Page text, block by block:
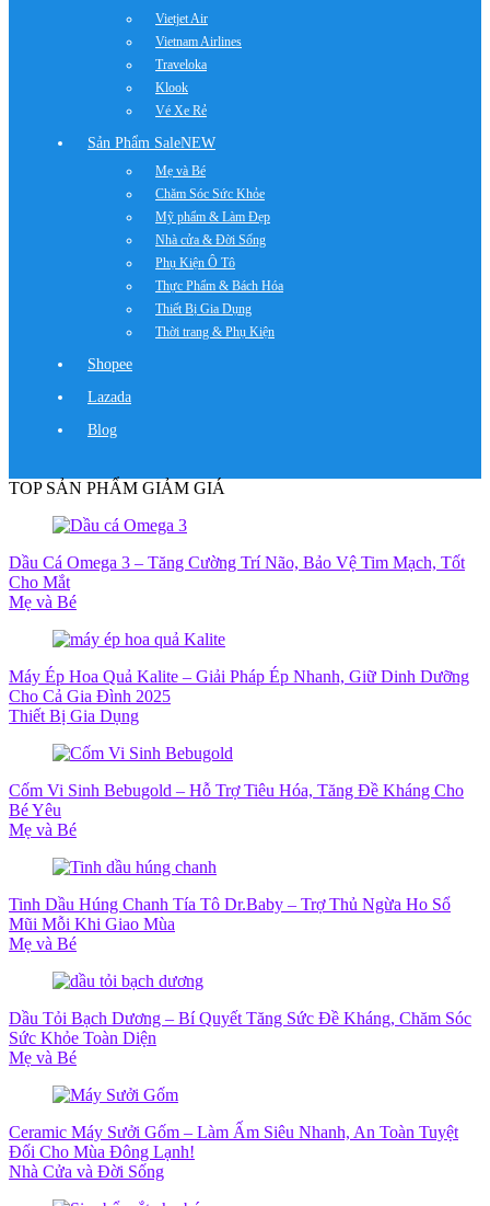
Vietjet Air
Vietnam Airlines
Traveloka
Klook
Vé Xe Rẻ
Sản Phẩm SaleNEW
Mẹ và Bé
Chăm Sóc Sức Khỏe
Mỹ phẩm & Làm Đẹp
Nhà cửa & Đời Sống
Phụ Kiện Ô Tô
Thực Phẩm & Bách Hóa
Thiết Bị Gia Dụng
Thời trang & Phụ Kiện
Shopee
Lazada
Blog
TOP SẢN PHẨM GIẢM GIÁ
Dầu Cá Omega 3 – Tăng Cường Trí Não, Bảo Vệ Tim Mạch, Tốt
Cho Mắt
Mẹ và Bé
Máy Ép Hoa Quả Kalite – Giải Pháp Ép Nhanh, Giữ Dinh Dưỡng
Cho Cả Gia Đình 2025
Thiết Bị Gia Dụng
Cốm Vi Sinh Bebugold – Hỗ Trợ Tiêu Hóa, Tăng Đề Kháng Cho
Bé Yêu
Mẹ và Bé
Tinh Dầu Húng Chanh Tía Tô Dr.Baby – Trợ Thủ Ngừa Ho Sổ
Mũi Mỗi Khi Giao Mùa
Mẹ và Bé
Dầu Tỏi Bạch Dương – Bí Quyết Tăng Sức Đề Kháng, Chăm Sóc
Sức Khỏe Toàn Diện
Mẹ và Bé
Ceramic Máy Sưởi Gốm – Làm Ấm Siêu Nhanh, An Toàn Tuyệt
Đối Cho Mùa Đông Lạnh!
Nhà Cửa và Đời Sống